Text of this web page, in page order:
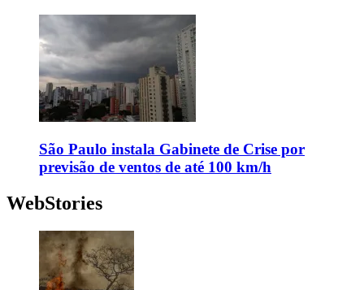
São Paulo instala Gabinete de Crise por
previsão de ventos de até 100 km/h
WebStories